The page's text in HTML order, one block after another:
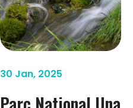
30 Jan, 2025